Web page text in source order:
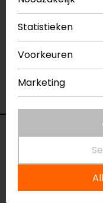
Specificaties
Merk
Gerbing
Kleur
Zwart
Reviews (1)
01-06-2026
Statistieken
Voorkeuren
Marketing